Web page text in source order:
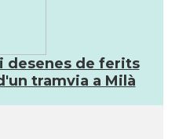
desenes de ferits
tramvia a Milà